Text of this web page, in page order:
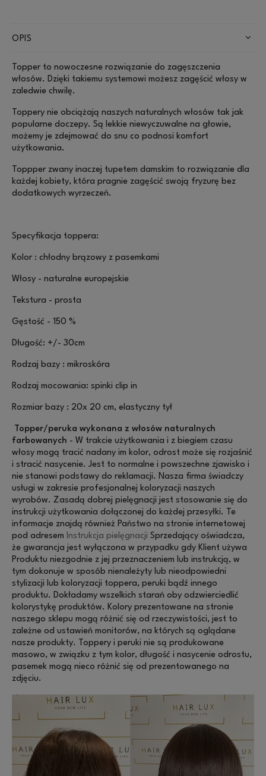
OPIS
Topper to nowoczesne rozwiązanie do zagęszczenia
włosów. Dzięki takiemu systemowi możesz zagęścić włosy w
zaledwie chwilę.
Toppery nie obciążają naszych naturalnych włosów tak jak
popularne doczepy. Są lekkie niewyczuwalne na głowie,
możemy je zdejmować do snu co podnosi komfort
użytkowania.
Toppper zwany inaczej tupetem damskim to rozwiązanie dla
każdej kobiety, która pragnie zagęścić swoją fryzurę bez
dodatkowych wyrzeczeń.
Specyfikacja toppera:
Kolor : chłodny brązowy z pasemkami
Włosy - naturalne europejskie
Tekstura - prosta
Gęstość - 150 %
Długość: +/- 30cm
Rodzaj bazy : mikroskóra
Rodzaj mocowania: spinki clip in
Rozmiar bazy : 20x 20 cm, elastyczny tył
Topper/peruka wykonana z włosów naturalnych
farbowanych - W trakcie użytkowania i z biegiem czasu
włosy mogą tracić nadany im kolor, odrost może się rozjaśnić
i stracić nasycenie. Jest to normalne i powszechne zjawisko i
nie stanowi podstawy do reklamacji. Nasza firma świadczy
usługi w zakresie profesjonalnej koloryzacji naszych
wyrobów. Zasadą dobrej pielęgnacji jest stosowanie się do
instrukcji użytkowania dołączonej do każdej przesyłki. Te
informacje znajdą również Państwo na stronie internetowej
pod adresem Instrukcja pielęgnacji Sprzedający oświadcza,
że gwarancja jest wyłączona w przypadku gdy Klient używa
Produktu niezgodnie z jej przeznaczeniem lub instrukcją, w
tym dokonuje w sposób nienależyty lub nieodpowiedni
stylizacji lub koloryzacji toppera, peruki bądź innego
produktu. Dokładamy wszelkich starań oby odzwierciedlić
kolorystykę produktów. Kolory prezentowane na stronie
naszego sklepu mogą różnić się od rzeczywistości, jest to
zależne od ustawień monitorów, na których są oglądane
nasze produkty. Toppery i peruki nie są produkowane
masowo, w związku z tym kolor, długość i nasycenie odrostu,
pasemek mogą nieco różnić się od prezentowanego na
zdjęciu.